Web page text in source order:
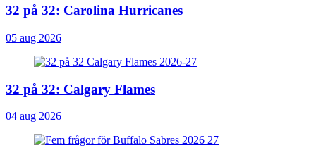
32 på 32: Carolina Hurricanes
05 aug 2026
32 på 32: Calgary Flames
04 aug 2026